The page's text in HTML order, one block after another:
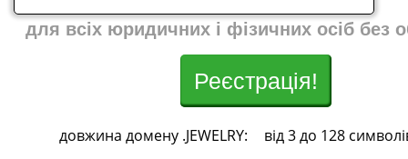
для всіх юридичних і фізичних осіб без
Реєстрація!
довжина домену .JEWELRY:
від 3 до 128